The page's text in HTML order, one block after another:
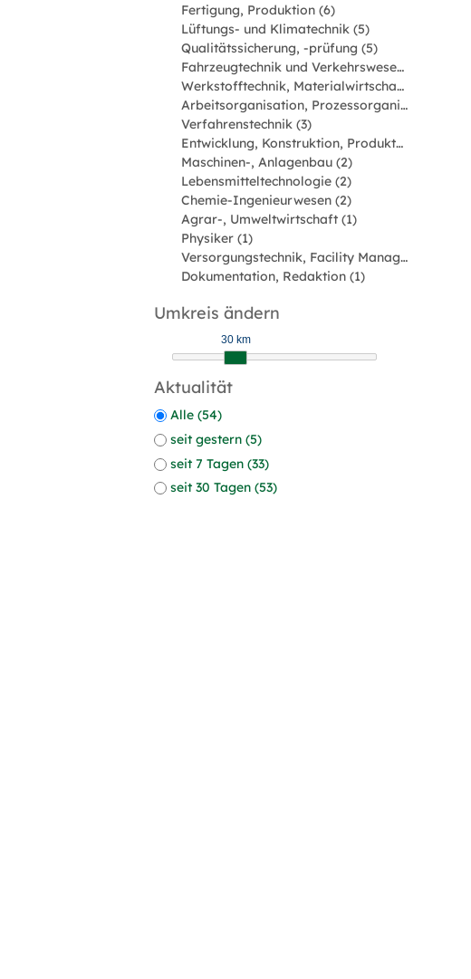
Fertigung, Produktion (6)
Lüftungs- und Klimatechnik (5)
Qualitätssicherung, -prüfung (5)
Fahrzeugtechnik und Verkehrswesen (4)
Werkstofftechnik, Materialwirtschaft (4)
Arbeitsorganisation, Prozessorganisation (4)
Verfahrenstechnik (3)
Entwicklung, Konstruktion, Produktmanagement (3)
Maschinen-, Anlagenbau (2)
Lebensmitteltechnologie (2)
Chemie-Ingenieurwesen (2)
Agrar-, Umweltwirtschaft (1)
Physiker (1)
Versorgungstechnik, Facility Management (1)
Dokumentation, Redaktion (1)
Umkreis ändern
30 km
Aktualität
Alle (54)
seit gestern (5)
seit 7 Tagen (33)
seit 30 Tagen (53)